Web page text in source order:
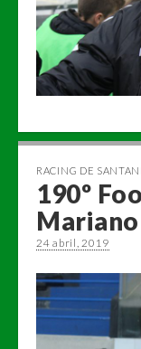
RACING DE
190º
Mariano
24 abril, 2019